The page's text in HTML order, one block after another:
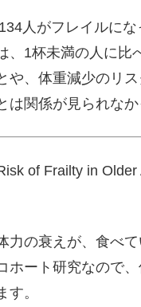
人がフレイルに
1杯未満の人に比
、体重減少のリ
関係が見られなか
of Frailty in
の衰えが、食べ
ート研究なので、
。